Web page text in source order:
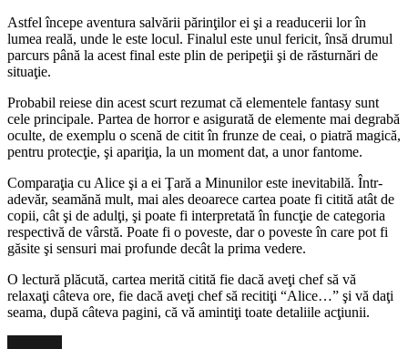
Astfel începe aventura salvării părinţilor ei şi a readucerii lor în
lumea reală, unde le este locul. Finalul este unul fericit, însă drumul
parcurs până la acest final este plin de peripeţii şi de răsturnări de
situaţie.
Probabil reiese din acest scurt rezumat că elementele fantasy sunt
cele principale. Partea de horror e asigurată de elemente mai degrabă
oculte, de exemplu o scenă de citit în frunze de ceai, o piatră magică,
pentru protecţie, şi apariţia, la un moment dat, a unor fantome.
Comparaţia cu Alice şi a ei Ţară a Minunilor este inevitabilă. Într-
adevăr, seamănă mult, mai ales deoarece cartea poate fi citită atât de
copii, cât şi de adulţi, şi poate fi interpretată în funcţie de categoria
respectivă de vârstă. Poate fi o poveste, dar o poveste în care pot fi
găsite şi sensuri mai profunde decât la prima vedere.
O lectură plăcută, cartea merită citită fie dacă aveţi chef să vă
relaxaţi câteva ore, fie dacă aveţi chef să recitiţi “Alice…” şi vă daţi
seama, după câteva pagini, că vă amintiţi toate detaliile acţiunii.